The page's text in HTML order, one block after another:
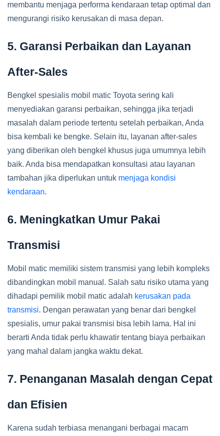
membantu menjaga performa kendaraan tetap optimal dan
mengurangi risiko kerusakan di masa depan.
5. Garansi Perbaikan dan Layanan
After-Sales
Bengkel spesialis mobil matic Toyota sering kali
menyediakan garansi perbaikan, sehingga jika terjadi
masalah dalam periode tertentu setelah perbaikan, Anda
bisa kembali ke bengke. Selain itu, layanan after-sales
yang diberikan oleh bengkel khusus juga umumnya lebih
baik. Anda bisa mendapatkan konsultasi atau layanan
tambahan jika diperlukan untuk menjaga kondisi
kendaraan.
6. Meningkatkan Umur Pakai
Transmisi
Mobil matic memiliki sistem transmisi yang lebih kompleks
dibandingkan mobil manual. Salah satu risiko utama yang
dihadapi pemilik mobil matic adalah kerusakan pada
transmisi. Dengan perawatan yang benar dari bengkel
spesialis, umur pakai transmisi bisa lebih lama. Hal ini
berarti Anda tidak perlu khawatir tentang biaya perbaikan
yang mahal dalam jangka waktu dekat.
7. Penanganan Masalah dengan Cepat
dan Efisien
Karena sudah terbiasa menangani berbagai macam